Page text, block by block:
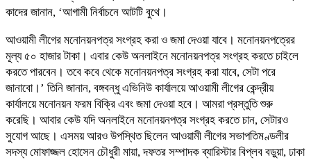
কাদের জানান, ‘আগামী নির্বাচনে আটটি বুথে।
আওয়ামী লীগের মনোনয়নপত্র সংগ্রহ করা ও জমা দেওয়া যাবে। মনোনয়নপত্রের
মূল্য ৫০ হাজার টাকা। এবার কেউ অনলাইনে মনোনয়নপত্র সংগ্রহ করতে চাইলে
করতে পারবেন। তবে কবে থেকে মনোনয়নপত্র সংগ্রহ করা যাবে, সেটা পরে
জানাবো।’ তিনি জানান, বঙ্গবন্ধু এভিনিউ কার্যালয়ে আওয়ামী লীগের কেন্দ্রীয়
কার্যালয়ে মনোনয়ন ফরম বিক্রি এবং জমা দেওয়া হবে। আমরা প্রস্তুতি শুরু
করেছি। আবার কেউ যদি অনলাইনে মনোনয়নপত্র সংগ্রহ করতে চান, সেটারও
সুযোগ আছে। এসময় আরও উপস্থিত ছিলেন আওয়ামী লীগের সভাপতিমণ্ডলীর
সদস্য মোফাজ্জল হোসেন চৌধুরী মায়া, দফতর সম্পাদক ব্যারিস্টার বিপ্লব বড়ুয়া, ঢাকা